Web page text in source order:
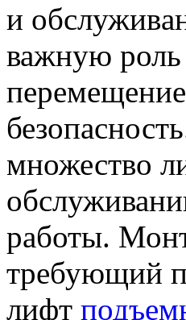
и
важную роль
множество
работы.
требующий
лифт